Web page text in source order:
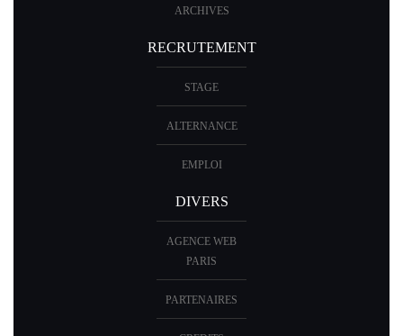
RECRUTEMENT
STAGE
ALTERNANCE
DIVERS
AGENCE WEB
PARIS
PARTENAIRES